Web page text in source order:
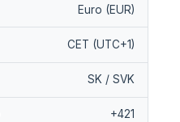
Euro (EUR)
CET (UTC+1)
SK / SVK
+421